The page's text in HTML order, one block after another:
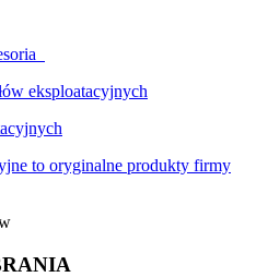
eksploatacyjnych
to oryginalne produkty firmy